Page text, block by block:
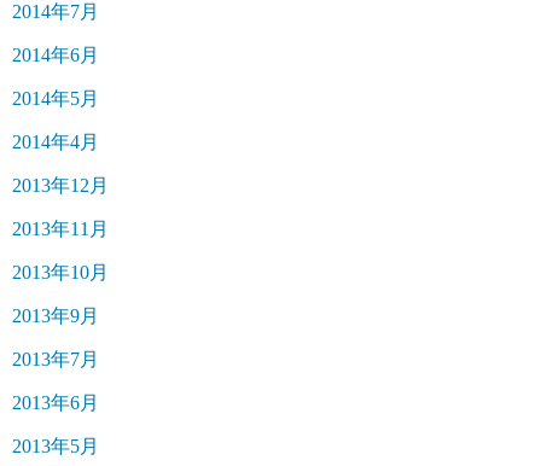
2014年7月
2014年6月
2014年5月
2014年4月
2013年12月
2013年11月
2013年10月
2013年9月
2013年7月
2013年6月
2013年5月